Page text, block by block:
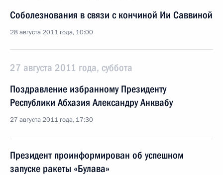
Соболезнования в связи с кончиной Ии Саввиной
28 августа 2011 года, 10:00
27 августа 2011 года, суббота
Поздравление избранному Президенту
Республики Абхазия Александру Анквабу
27 августа 2011 года, 17:30
Президент проинформирован об успешном
запуске ракеты «Булава»